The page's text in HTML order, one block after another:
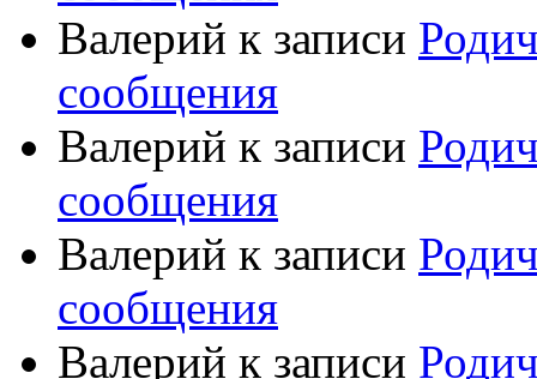
Валерий к записи
сообщения
Валерий к записи
сообщения
Валерий к записи
сообщения
Валерий к записи